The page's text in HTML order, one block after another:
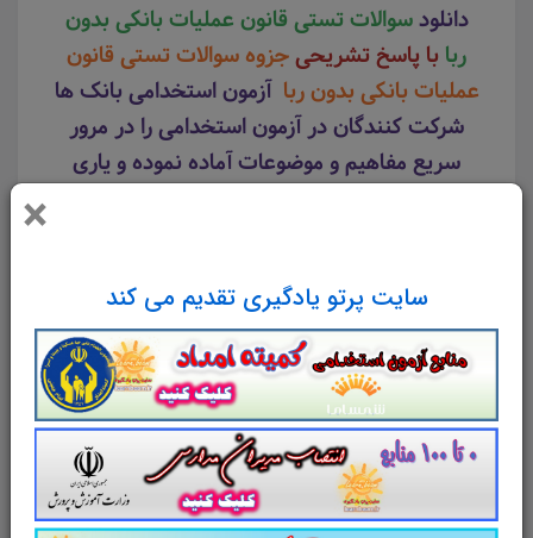
×
سایت پرتو یادگیری تقدیم می کند
دانلودسوالات تستی قانون عملیات بانکی بدون
ربا با پاسخ تشریحیجزوه سوالات تستی قانون
عملیات بانکی بدون ربا آزمون استخدامی بانک ها
شرکت کنندگان در آزمون استخدامی را در مرور
سریع مفاهیم و موضوعات آماده نموده و یاری
داوطلبین عزیز می توانند با تهیه، دانلود و مطالعه
سوالات تستی قانون عملیات بانکی بدون ربابهتر
از سایر شرکت کنندگان در آزمون استخدامی بانک
ها عمل نمایند.
لینک دانلود